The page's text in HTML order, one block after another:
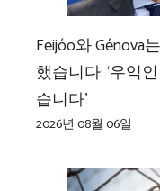
Feijóo와 Génova
했습니다: ‘우익
습니다’
2026년 08월 06일